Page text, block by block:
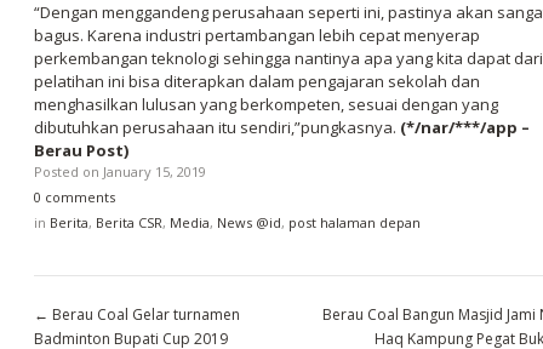
“Dengan menggandeng perusahaan seperti ini, pastinya akan
bagus. Karena industri pertambangan lebih cepat menyerap
perkembangan teknologi sehingga nantinya apa yang kita dapat dari
pelatihan ini bisa diterapkan dalam pengajaran sekolah dan
menghasilkan lulusan yang berkompeten, sesuai dengan yang
dibutuhkan perusahaan itu sendiri,”pungkasnya. (*/nar/***/app –
Berau Post)
Posted on January 15, 2019
0 comments
in Berita, Berita CSR, Media, News @id, post halaman depan
← Berau Coal Gelar turnamen
Badminton Bupati Cup 2019
Berau Coal Bangun Masjid Jami
Haq Kampung Pegat